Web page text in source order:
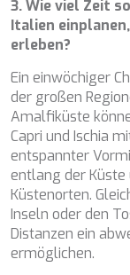
3. Wie viel Zeit
Italien
erleben?
Ein einwöchiger
der großen
Amalfiküste
Capri und Ischia
entspannter
entlang der Küste
Küstenorten.
Inseln oder den
Distanzen ein
ermöglichen.